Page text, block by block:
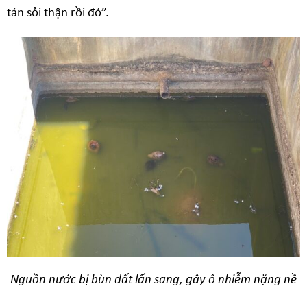
tán sỏi thận rồi đó”.
Nguồn nước bị bùn đất lấn sang, gây ô nhiễm nặng nề